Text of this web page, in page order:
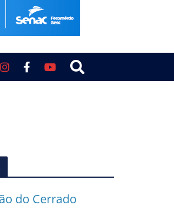
do Cerrado